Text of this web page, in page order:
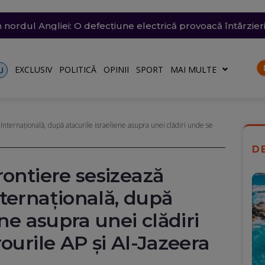
nordul Angliei: O defecțiune electrică provoacă
O groapă de 3 metri adâncime a apărut în carosabil,
Dunăre a fost amânată din nou. Crește riscul pentru
Transelectrica va putea deconecta marii
nu vor fi afectate
un nou apel pentru reducerea consumului de
o situație energetică de criză
EXCLUSIV POLITICĂ OPINII SPORT MAI MULTE
după atacurile israeliene asupra unei clădiri unde se
sesizează
după
asupra unei clădiri
AP şi Al-Jazeera